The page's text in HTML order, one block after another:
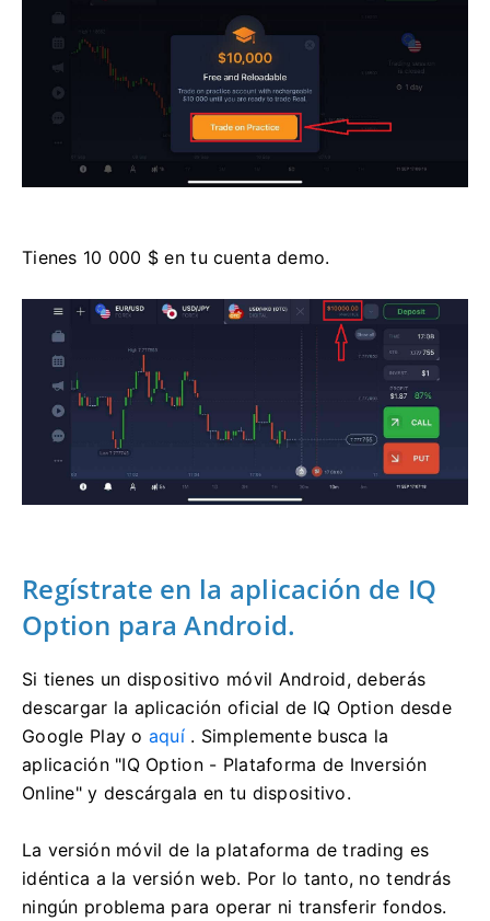
Tienes 10 000 $ en tu cuenta demo.
Regístrate en la aplicación de IQ
Option para Android.
Si tienes un dispositivo móvil Android, deberás
descargar la aplicación oficial de IQ Option desde
Google Play o aquí . Simplemente busca la
aplicación "IQ Option - Plataforma de Inversión
Online" y descárgala en tu dispositivo.
La versión móvil de la plataforma de trading es
idéntica a la versión web. Por lo tanto, no tendrás
ningún problema para operar ni transferir fondos.